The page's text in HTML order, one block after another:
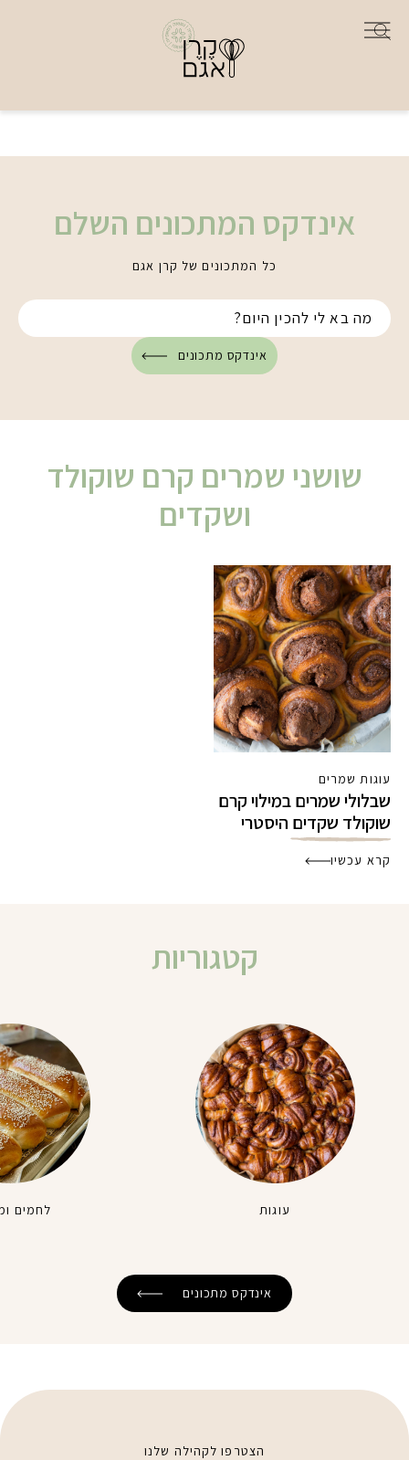
אינדקס המתכונים השלם
כל המתכונים של קרן אגם
אינדקס מתכונים
שושני שמרים קרם שוקולד
ושקדים
עוגות שמרים
שבלולי שמרים במילוי קרם
שוקולד שקדים היסטרי
קרא עכשיו
קטגוריות
עוגות לחמים
אינדקס מתכונים
הצטרפו לקהילה שלנו